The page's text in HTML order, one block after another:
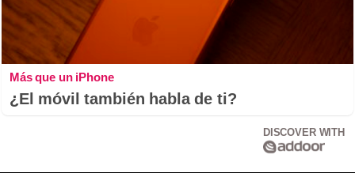
Más que un iPhone
¿El móvil también habla de ti?
DISCOVER WITH